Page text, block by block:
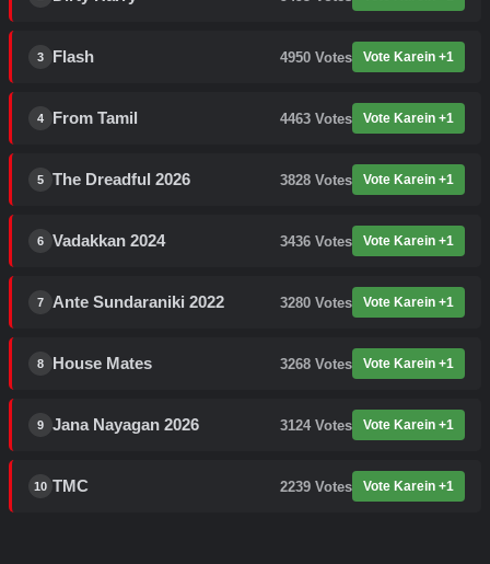
3 Flash 4950 Votes Vote Karein +1
4 From Tamil 4463 Votes Vote Karein +1
5 The Dreadful 2026 3828 Votes Vote Karein +1
6 Vadakkan 2024 3436 Votes Vote Karein +1
7 Ante Sundaraniki 2022 3280 Votes Vote Karein +1
8 House Mates 3268 Votes Vote Karein +1
9 Jana Nayagan 2026 3124 Votes Vote Karein +1
10 TMC 2239 Votes Vote Karein +1